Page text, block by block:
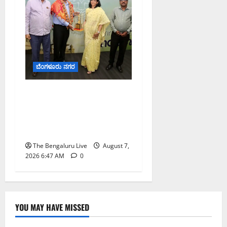
ಬೆಂಗಳೂರು ನಗರ
The Bengaluru Live
August 7,
2026 6:47 AM
0
YOU MAY HAVE MISSED